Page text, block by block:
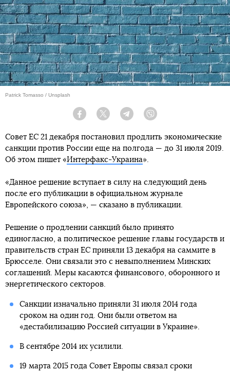
Patrick Tomasso / Unsplash
Facebook Twitter Telegram
Совет ЕС 21 декабря постановил продлить экономические
санкции против России еще на полгода — до 31 июля 2019.
Об этом пишет «Интерфакс-Украина».
«Данное решение вступает в силу на следующий день
после его публикации в официальном журнале
Европейского союза», — сказано в публикации.
Решение о продлении санкций было принято
единогласно, а политическое решение главы государств и
правительств стран ЕС приняли 13 декабря на саммите в
Брюсселе. Они связали это с невыполнением Минских
соглашений. Меры касаются финансового, оборонного и
энергетического секторов.
Санкции изначально приняли 31 июля 2014 года
сроком на один год. Они были ответом на
«дестабилизацию Россией ситуации в Украине».
В сентябре 2014 их усилили.
19 марта 2015 года Совет Европы связал сроки